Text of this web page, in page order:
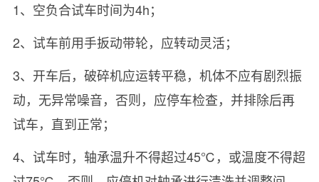
1、空负合试车时间为4h；
2、试车前用手扳动带轮，应转动灵活；
3、开车后，破碎机应运转平稳，机体不应有剧烈振
动，无异常噪音，否则，应停车检查，并排除后再
试车，直到正常；
4、试车时，轴承温升不得超过45℃，或温度不得超